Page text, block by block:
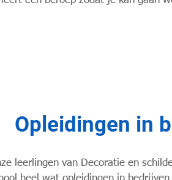
Opleidingen in
leerlingen van Decoratie en